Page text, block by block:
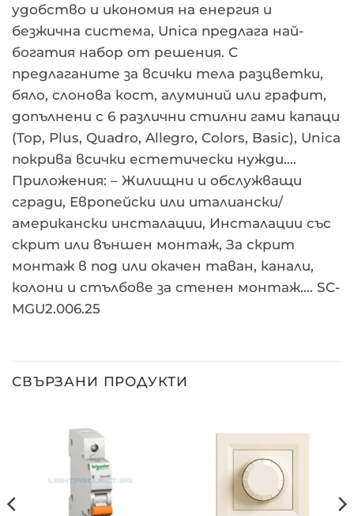
удобство и икономия на енергия и
безжична система, Unica предлага най-
богатия набор от решения. С
предлаганите за всички тела разцветки,
бяло, слонова кост, алуминий или графит,
допълнени с 6 различни стилни гами капаци
(Top, Plus, Quadro, Allegro, Colors, Basic), Unica
покрива всички естетически нужди….
Приложения: – Жилищни и обслужващи
сгради, Европейски или италиански/
американски инсталации, Инсталации със
скрит или външен монтаж, За скрит
монтаж в под или окачен таван, канали,
колони и стълбове за стенен монтаж…. SC-
MGU2.006.25
СВЪРЗАНИ ПРОДУКТИ